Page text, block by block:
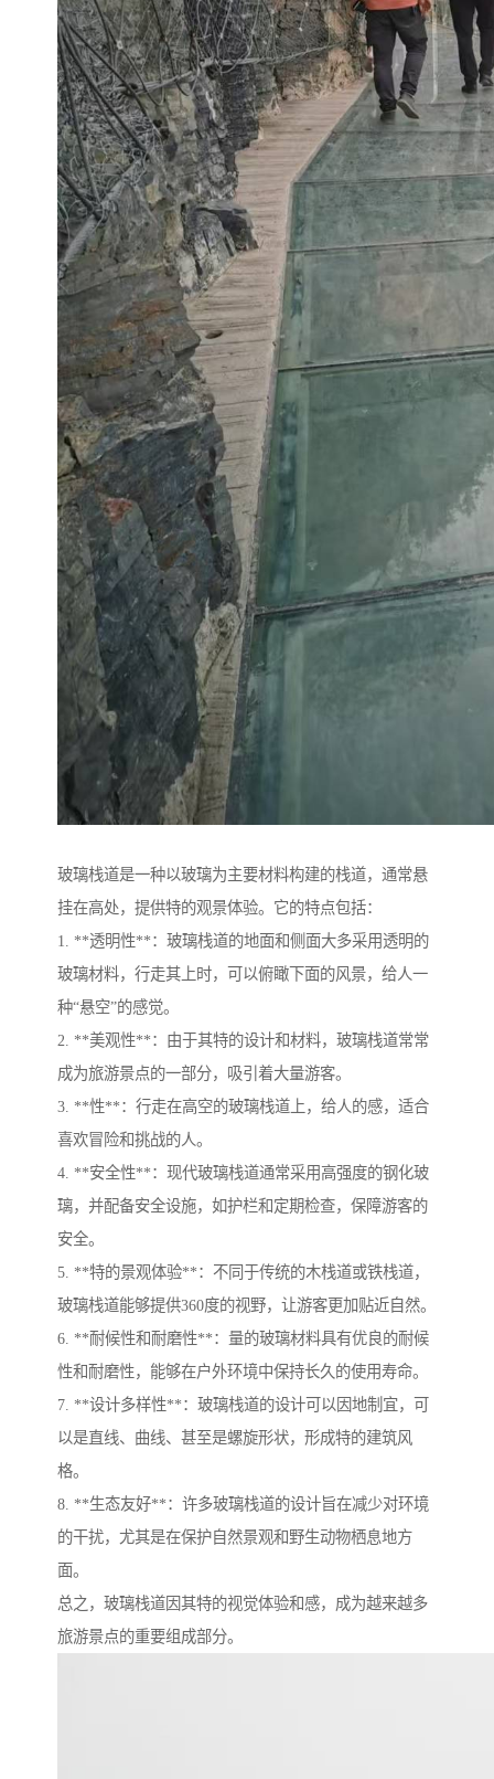
玻璃栈道是一种以玻璃为主要材料构建的栈道，通常悬
挂在高处，提供特的观景体验。它的特点包括：
1. **透明性**：玻璃栈道的地面和侧面大多采用透明的
玻璃材料，行走其上时，可以俯瞰下面的风景，给人一
种“悬空”的感觉。
2. **美观性**：由于其特的设计和材料，玻璃栈道常常
成为旅游景点的一部分，吸引着大量游客。
3. **性**：行走在高空的玻璃栈道上，给人的感，适合
喜欢冒险和挑战的人。
4. **安全性**：现代玻璃栈道通常采用高强度的钢化玻
璃，并配备安全设施，如护栏和定期检查，保障游客的
安全。
5. **特的景观体验**：不同于传统的木栈道或铁栈道，
玻璃栈道能够提供360度的视野，让游客更加贴近自然。
6. **耐候性和耐磨性**：量的玻璃材料具有优良的耐候
性和耐磨性，能够在户外环境中保持长久的使用寿命。
7. **设计多样性**：玻璃栈道的设计可以因地制宜，可
以是直线、曲线、甚至是螺旋形状，形成特的建筑风
格。
8. **生态友好**：许多玻璃栈道的设计旨在减少对环境
的干扰，尤其是在保护自然景观和野生动物栖息地方
面。
总之，玻璃栈道因其特的视觉体验和感，成为越来越多
旅游景点的重要组成部分。